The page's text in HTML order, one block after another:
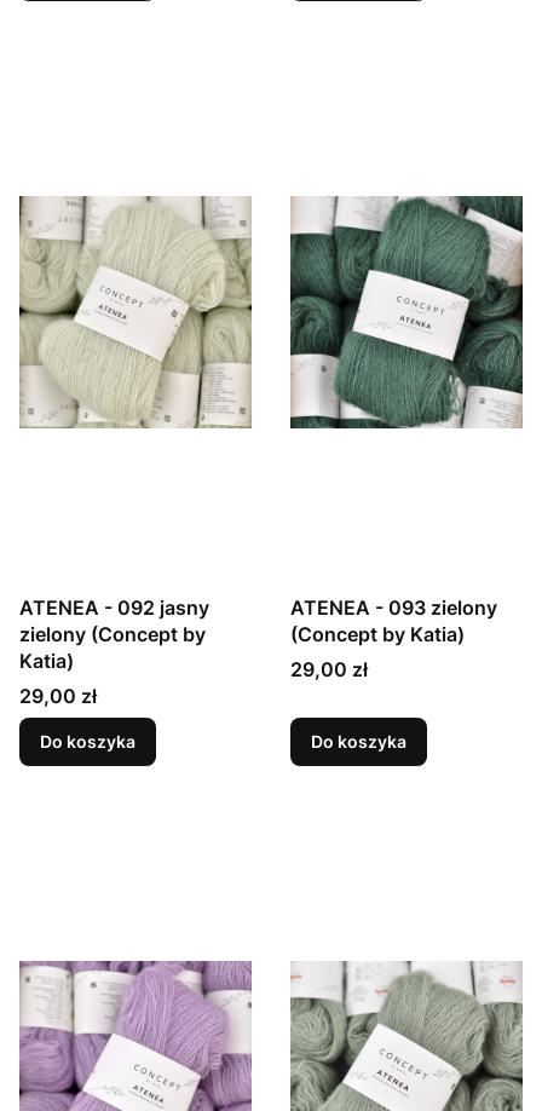
ATENEA - 092 jasny
zielony (Concept by
Katia)
Cena
29,00 zł
Do koszyka
ATENEA - 093 zielony
(Concept by Katia)
Cena
29,00 zł
Do koszyka